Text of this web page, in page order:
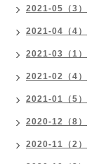
2021-05（3）
2021-04（4）
2021-03（1）
2021-02（4）
2021-01（5）
2020-12（8）
2020-11（2）